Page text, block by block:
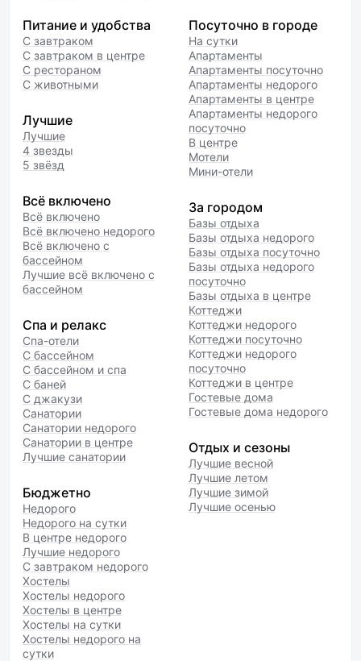
Питание и удобства
С завтраком
С завтраком в центре
С рестораном
С животными
Лучшие
Лучшие
4 звезды
5 звёзд
Всё включено
Всё включено
Всё включено недорого
Всё включено с
бассейном
Лучшие всё включено с
бассейном
Спа и релакс
Спа-отели
С бассейном
С бассейном и спа
С баней
С джакузи
Санатории
Санатории недорого
Санатории в центре
Лучшие санатории
Бюджетно
Недорого
Недорого на сутки
В центре недорого
Лучшие недорого
С завтраком недорого
Хостелы
Хостелы недорого
Хостелы в центре
Хостелы на сутки
Хостелы недорого на
сутки
Посуточно в городе
На сутки
Апартаменты
Апартаменты посуточно
Апартаменты недорого
Апартаменты в центре
Апартаменты недорого
посуточно
В центре
Мотели
Мини-отели
За городом
Базы отдыха
Базы отдыха недорого
Базы отдыха посуточно
Базы отдыха недорого
посуточно
Базы отдыха в центре
Коттеджи
Коттеджи недорого
Коттеджи посуточно
Коттеджи недорого
посуточно
Коттеджи в центре
Гостевые дома
Гостевые дома недорого
Отдых и сезоны
Лучшие весной
Лучшие летом
Лучшие зимой
Лучшие осенью